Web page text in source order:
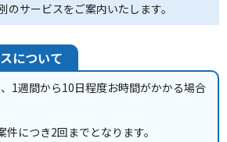
のサービスをご案内いたします。
について
1週間から10日程度お時間がかかる場合
につき2回までとなります。